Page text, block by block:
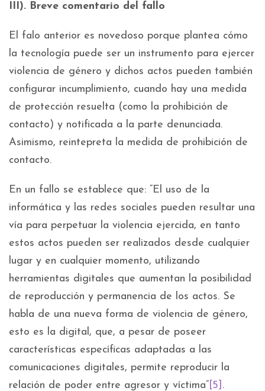
III). Breve comentario del fallo
El falo anterior es novedoso porque plantea cómo
la tecnología puede ser un instrumento para ejercer
violencia de género y dichos actos pueden también
configurar incumplimiento, cuando hay una medida
de protección resuelta (como la prohibición de
contacto) y notificada a la parte denunciada.
Asimismo, reintepreta la medida de prohibición de
contacto.
En un fallo se establece que: “El uso de la
informática y las redes sociales pueden resultar una
vía para perpetuar la violencia ejercida, en tanto
estos actos pueden ser realizados desde cualquier
lugar y en cualquier momento, utilizando
herramientas digitales que aumentan la posibilidad
de reproducción y permanencia de los actos. Se
habla de una nueva forma de violencia de género,
esto es la digital, que, a pesar de poseer
características específicas adaptadas a las
comunicaciones digitales, permite reproducir la
relación de poder entre agresor y víctima” [5] .